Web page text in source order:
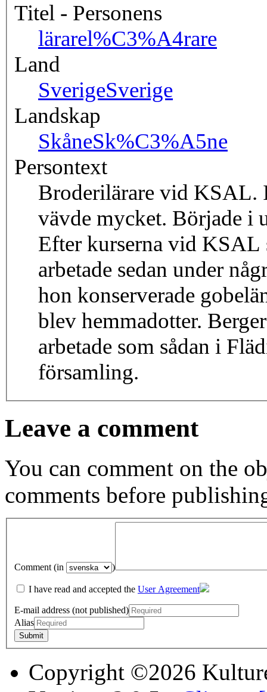
Titel - Personens
lärarel%C3%A4rare
Land
SverigeSverige
Landskap
SkåneSk%C3%A5ne
Persontext
Broderilärare vid KSAL.
vävde mycket. Började i
Efter kurserna vid
arbetade sedan under
hon konserverade
blev hemmadotter.
arbetade som sådan i
församling.
Leave a comment
You can comment on the
comments before
Comment (in )
I have read and accepted the User Agreement
E-mail address (not published)
Alias
Copyright ©2026